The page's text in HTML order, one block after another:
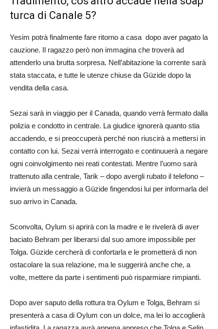
turca di Canale 5?
Yesim potrà finalmente fare ritorno a casa dopo aver pagato la
cauzione. Il ragazzo però non immagina che troverà ad
attenderlo una brutta sorpresa. Nell’abitazione la corrente sarà
stata staccata, e tutte le utenze chiuse da Güzide dopo la
vendita della casa.
Sezai sarà in viaggio per il Canada, quando verrà fermato dalla
polizia e condotto in centrale. La giudice ignorerà quanto stia
accadendo, e si preoccuperà perché non riuscirà a mettersi in
contatto con lui. Sezai verrà interrogato e continuuerà a negare
ogni coinvolgimento nei reati contestati. Mentre l’uomo sarà
trattenuto alla centrale, Tarik – dopo avergli rubato il telefono –
invierà un messaggio a Güzide fingendosi lui per informarla del
suo arrivo in Canada.
Sconvolta, Oylum si aprirà con la madre e le rivelerà di aver
baciato Behram per liberarsi dal suo amore impossibile per
Tolga. Güzide cercherà di confortarla e le prometterà di non
ostacolare la sua relazione, ma le suggerirà anche che, a
volte, mettere da parte i sentimenti può risparmiare rimpianti.
Dopo aver saputo della rottura tra Oylum e Tolga, Behram si
presenterà a casa di Oylum con un dolce, ma lei lo accoglierà